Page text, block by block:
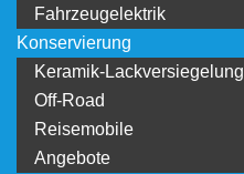
Fahrzeugelektrik
Konservierung
Keramik-Lackversiegelung
Off-Road
Reisemobile
Angebote